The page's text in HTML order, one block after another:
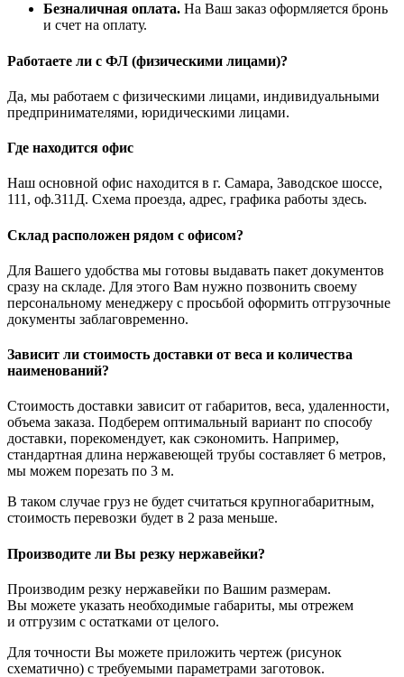
Безналичная оплата. На Ваш заказ оформляется бронь
и счет на оплату.
Работаете ли с ФЛ (физическими лицами)?
Да, мы работаем с физическими лицами, индивидуальными
предпринимателями, юридическими лицами.
Где находится офис
Наш основной офис находится в г. Самара, Заводское шоссе,
111, оф.311Д. Схема проезда, адрес, графика работы здесь.
Склад расположен рядом с офисом?
Для Вашего удобства мы готовы выдавать пакет документов
сразу на складе. Для этого Вам нужно позвонить своему
персональному менеджеру с просьбой оформить отгрузочные
документы заблаговременно.
Зависит ли стоимость доставки от веса и количества
наименований?
Стоимость доставки зависит от габаритов, веса, удаленности,
объема заказа. Подберем оптимальный вариант по способу
доставки, порекомендует, как сэкономить. Например,
стандартная длина нержавеющей трубы составляет 6 метров,
мы можем порезать по 3 м.
В таком случае груз не будет считаться крупногабаритным,
стоимость перевозки будет в 2 раза меньше.
Производите ли Вы резку нержавейки?
Производим резку нержавейки по Вашим размерам.
Вы можете указать необходимые габариты, мы отрежем
и отгрузим с остатками от целого.
Для точности Вы можете приложить чертеж (рисунок
схематично) с требуемыми параметрами заготовок.